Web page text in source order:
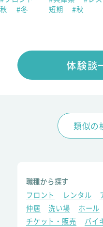
#冬
短期
#秋
体験談
類似の
職種から探す
フロント
レンタル
仲居
洗い場 ホール
チケット・販売
バイ